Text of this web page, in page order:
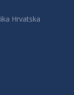
Hrvatska